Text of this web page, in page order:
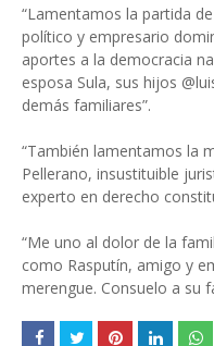
“Lamentamos la partida
político y empresario
aportes a la democracia
esposa Sula, sus hijos
demás familiares”.
“También lamentamos la
Pellerano, insustituible
experto en derecho
“Me uno al dolor de la
como Rasputín, amigo y
merengue. Consuelo a su